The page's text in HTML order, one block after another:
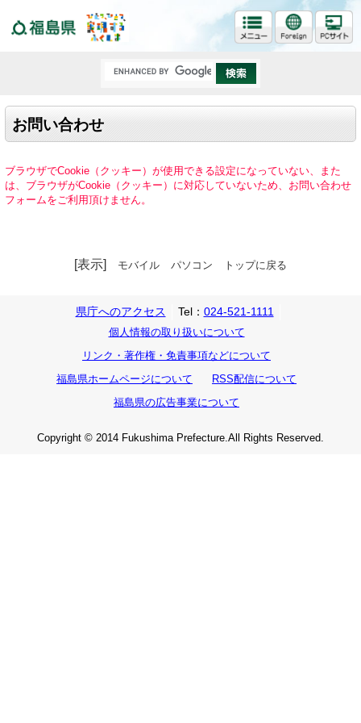
お問い合わせ
ブラウザでCookie（クッキー）が使用できる設定になっていない、また
は、ブラウザがCookie（クッキー）に対応していないため、お問い合わせ
フォームをご利用頂けません。
[表示] モバイル パソコン トップに戻る
県庁へのアクセス Tel： 024-521-1111
個人情報の取り扱いについて
リンク・著作権・免責事項などについて
福島県ホームページについて
RSS配信について
福島県の広告事業について
Copyright © 2014 Fukushima Prefecture.All Rights Reserved.